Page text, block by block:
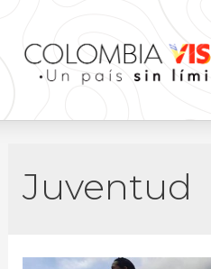
Juventud